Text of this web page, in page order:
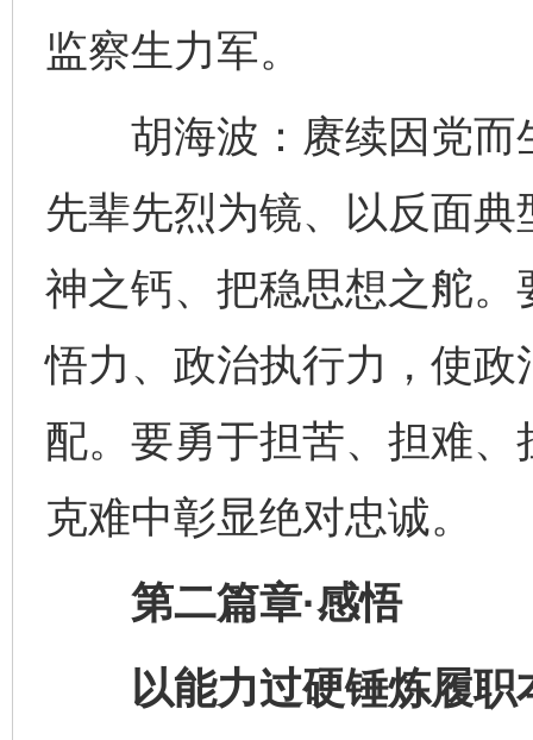
监察生力军。
胡海波：赓续因党而
先辈先烈为镜、以反面
神之钙、把稳思想之舵
悟力、政治执行力，使
配。要勇于担苦、担难
克难中彰显绝对忠诚。
第二篇章·感悟
以能力过硬锤炼履职